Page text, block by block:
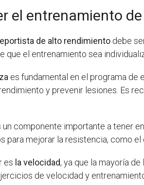
el entrenamiento
de alto rendimiento debe
que el entrenamiento sea
es fundamental en el programa de
y prevenir lesiones. Es
un componente importante a tener
para mejorar la resistencia, como
es la velocidad, ya que la mayoría
de velocidad y